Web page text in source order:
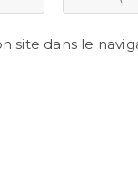
site dans le